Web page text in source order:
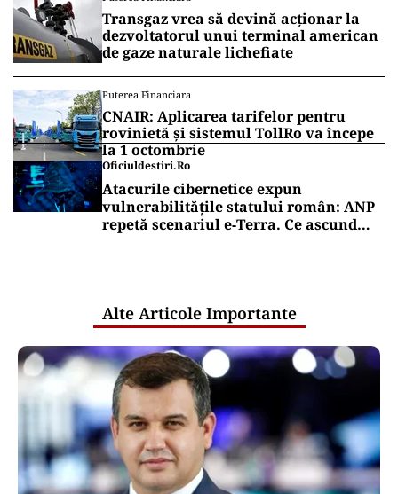
Transgaz vrea să devină acționar la
dezvoltatorul unui terminal american
de gaze naturale lichefiate
Puterea Financiara
CNAIR: Aplicarea tarifelor pentru
rovinietă și sistemul TollRo va începe
la 1 octombrie
Oficiuldestiri.ro
Atacurile cibernetice expun
vulnerabilitățile statului român: ANP
repetă scenariul e‑Terra. Ce ascund
Alte Articole Importante